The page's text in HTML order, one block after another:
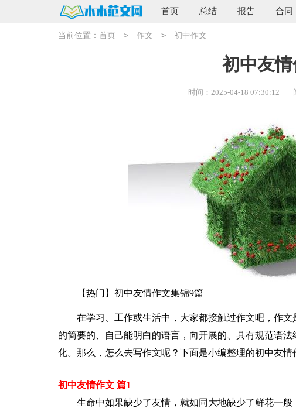
首页 总结 报告 合同
当前位置： 首页 > 作文 > 初中作文
初中友
时间：2025-04-18 07:30:12
【热门】初中友情作文集锦9篇
在学习、工作或生活中，大家都接触过作文吧，作
的简要的、自己能明白的语言，向开展的、具有规范语
化。那么，怎么去写作文呢？下面是小编整理的初中友情
初中友情作文 篇1
生命中如果缺少了友情，就如同大地缺少了鲜花一